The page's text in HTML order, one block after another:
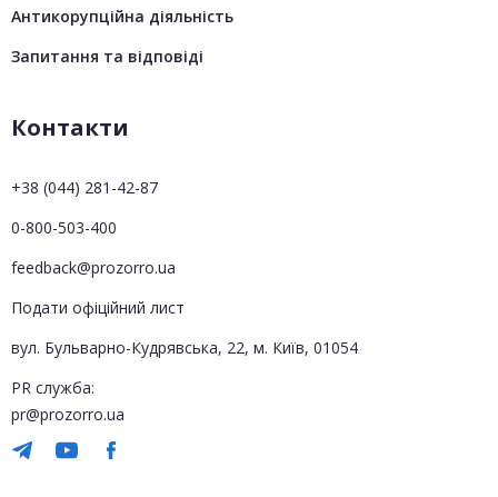
Антикорупційна діяльність
Запитання та відповіді
Контакти
+38 (044) 281-42-87
0-800-503-400
feedback@prozorro.ua
Подати офіційний лист
вул. Бульварно-Кудрявська, 22, м. Київ, 01054
PR служба:
pr@prozorro.ua